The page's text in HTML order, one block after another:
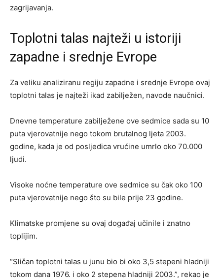
zagrijavanja.
Toplotni talas najteži u istoriji
zapadne i srednje Evrope
Za veliku analiziranu regiju zapadne i srednje Evrope ovaj
toplotni talas je najteži ikad zabilježen, navode naučnici.
Dnevne temperature zabilježene ove sedmice sada su 10
puta vjerovatnije nego tokom brutalnog ljeta 2003.
godine, kada je od posljedica vrućine umrlo oko 70.000
ljudi.
Visoke noćne temperature ove sedmice su čak oko 100
puta vjerovatnije nego što su bile prije 23 godine.
Klimatske promjene su ovaj događaj učinile i znatno
toplijim.
“Sličan toplotni talas u junu bio bi oko 3,5 stepeni hladniji
tokom dana 1976. i oko 2 stepena hladniji 2003.”, rekao je